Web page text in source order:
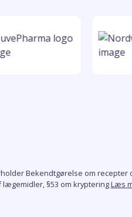
Bekendtgørelse om recepter
§53 om krypteringLæs